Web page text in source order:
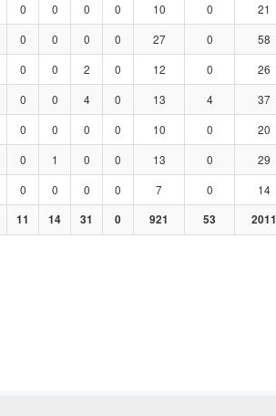
0 0 0 0 10 0 21
0 0 0 0 27 0 58
0 0 2 0 12 0 26
0 0 4 0 13 4 37
0 0 0 0 10 0 20
0 1 0 0 13 0 29
0 0 0 0 7 0 14
11 14 31 0 921 53 2011